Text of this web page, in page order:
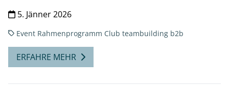
5. Jänner 2026
Event Rahmenprogramm Club teambuilding b2b
ERFAHRE MEHR